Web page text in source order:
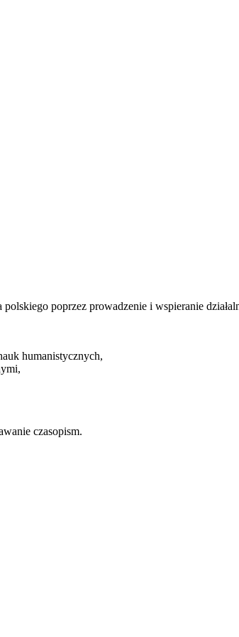
poprzez prowadzenie i wspieranie
humanistycznych,
czasopism.